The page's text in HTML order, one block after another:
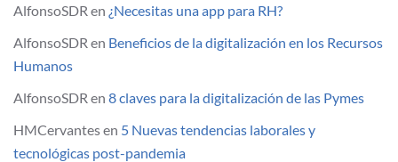
AlfonsoSDR en ¿Necesitas una app para RH?
AlfonsoSDR en Beneficios de la digitalización en los Recursos
Humanos
AlfonsoSDR en 8 claves para la digitalización de las Pymes
HMCervantesen 5 Nuevas tendencias laborales y
tecnológicas post-pandemia